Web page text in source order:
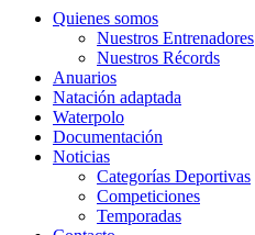
Quienes somos
Nuestros Entrenadores
Nuestros Récords
Anuarios
Natación adaptada
Waterpolo
Documentación
Noticias
Categorías Deportivas
Competiciones
Temporadas